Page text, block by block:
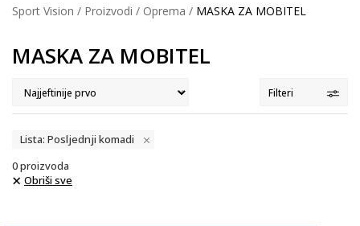
Sport Vision Proizvodi Oprema MASKA ZA MOBITEL
MASKA ZA MOBITEL
Filteri
Lista: Posljednji komadi
0proizvoda
Obriši sve